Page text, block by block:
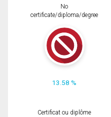
No
certificate/diploma/degree
13.58 %
Certificat ou diplôme